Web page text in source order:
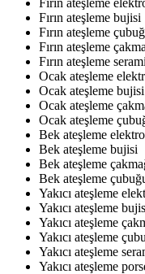
Fırın ateşleme bujisi
Fırın ateşleme
Fırın ateşleme
Fırın ateşleme
Ocak ateşleme
Ocak ateşleme bujisi
Ocak ateşleme
Ocak ateşleme
Bek ateşleme
Bek ateşleme bujisi
Bek ateşleme
Bek ateşleme
Yakıcı ateşleme
Yakıcı ateşleme
Yakıcı ateşleme
Yakıcı ateşleme
Yakıcı ateşleme
Yakıcı ateşleme